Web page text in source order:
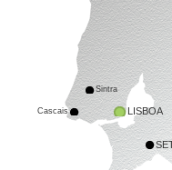
Cascais LISBOA
Sintra